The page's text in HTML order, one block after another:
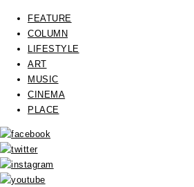
FEATURE
COLUMN
LIFESTYLE
ART
MUSIC
CINEMA
PLACE